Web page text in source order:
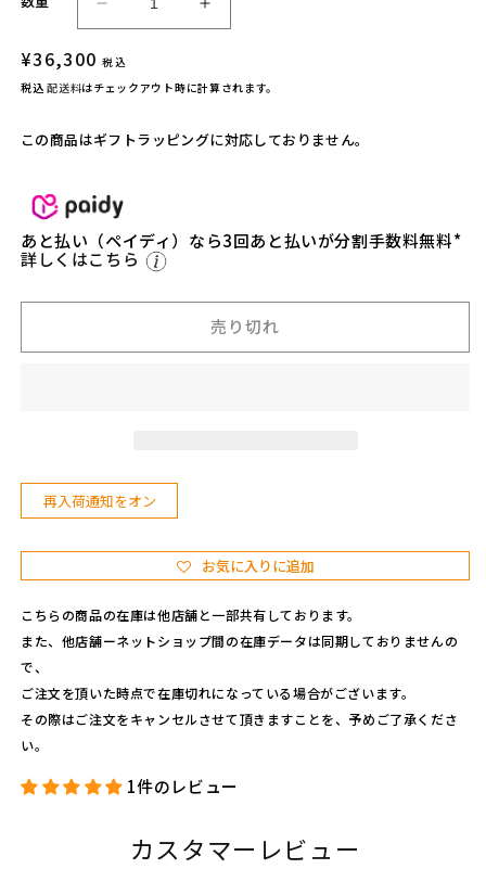
(1)
く
a
c
d
e
i
g
n】
福
箱
数
す
【B
c
d
e
n】
箱
の
数
通
常
格
¥36,300税込
税込配送料はチェックアウト時に計算されます。
この商品はギフトラッピングに対応しておりません。
あと払い（ペイディ）なら3回あと払いが分割手数料無料*
詳しくはこちら
売り切れ
再入荷通知をオン
お気に入りに追加
こちらの商品の在庫は他店舗と一部共有しております。
また、他店舗ーネットショップ間の在庫データは同期しておりませんの
で、
ご注文を頂いた時点で在庫切れになっている場合がございます。
その際はご注文をキャンセルさせて頂きますことを、予めご了承くださ
い。
1件のレビュー
カスタマーレビュー